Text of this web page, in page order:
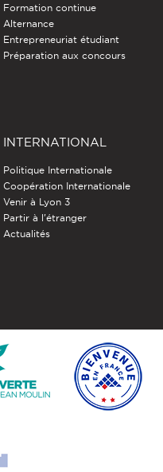
Formation continue
Alternance
Entrepreneuriat étudiant
Préparation aux concours
INTERNATIONAL
Politique Internationale
Coopération Internationale
Venir à Lyon 3
Partir à l'étranger
Actualités